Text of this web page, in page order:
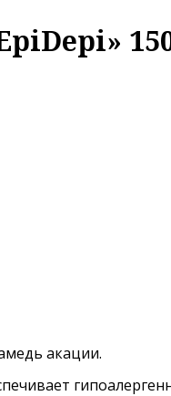
акации.